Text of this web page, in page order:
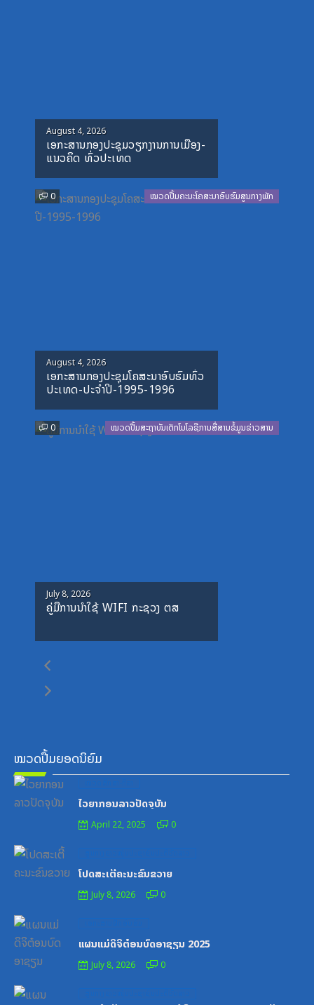
Posted
on
August 4, 2026
ເອກະສານກອງປະຊຸມວຽກງານການເມືອງ-
ແນວຄິດ ທົ່ວປະເທດ
0 ໝວດປື້ມຄະນະໂຄສະນາອົບຮົມສູນກາງພັກ
Posted
on
August 4, 2026
ເອກະສານກອງປະຊຸມໂຄສະນາອົບຮົມທົ່ວ
ປະເທດ-ປະຈໍາປີ-1995-1996
0 ໝວດປື້ມສະຖາບັນເຕັກໂນໂລຊີການສື່ສານຂໍ້ມູນຂ່າວສານ
Posted
on
July 8, 2026
ຄູ່ມືການນຳໃຊ້ WIFI ກະຊວງ ຕສ
ໝວດປື້ມຍອດນິຍົມ
ໄວຍາກອນລາວປັດຈຸບັນ
April 22, 2025 0
ໂປດສະເຕີ້ຄະນະຂົນຂວາຍ
July 8, 2026 0
ແຜນແມ່ດິຈິຕ໋ອນບົດອາຊຽນ 2025
July 8, 2026 0